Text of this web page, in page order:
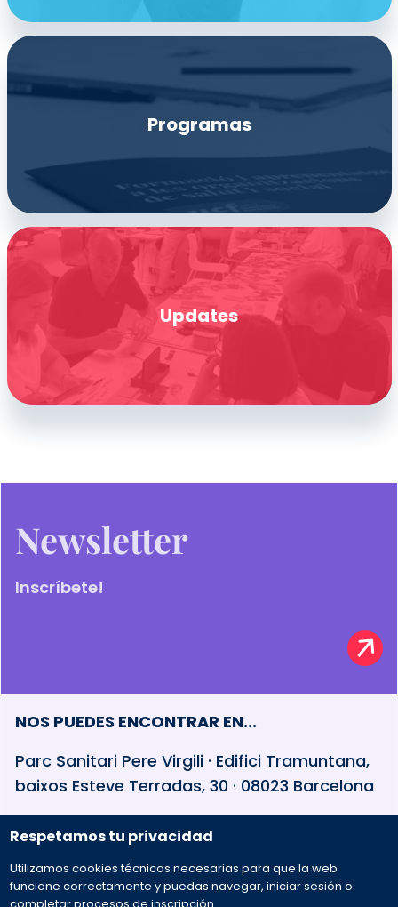
Respetamos tu privacidad
Utilizamos cookies técnicas necesarias para que la web
funcione correctamente y puedas navegar, iniciar sesión o
Programas
Updates
Newsletter
Inscríbete!
NOS PUEDES ENCONTRAR EN...
Parc Sanitari Pere Virgili · Edifici Tramuntana,
baixos Esteve Terradas, 30 · 08023 Barcelona
932 594 381
Preguntas frecuentes